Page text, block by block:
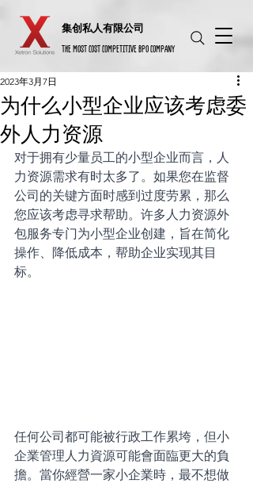
​集创私人有限公司
THE MOST COST COMPETITIVE BPO COMPANY
为什么小型企业应该考虑委
外人力资源
2023年3月7日
对于拥有少量员工的小型企业而言，人
力资源需求有时太多了。如果您在监督
公司的关键方面时感到过度劳累，那么
您应该考虑寻求帮助。许多人力资源外
包服务专门为小型企业创建，旨在简化
操作、降低成本，帮助企业实现其目
标。
任何公司都可能被行政工作累垮，但小
企業管理人力資源可能會面臨更大的負
擔。當你經營一家小企業時，最不想做